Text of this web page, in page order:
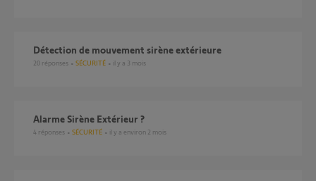
détection de mouvement sirène extérieure
20 réponses SÉCURITÉ il y a 3 mois
Alarme Sirène Extérieur ?
4 réponses SÉCURITÉ il y a environ 2 mois